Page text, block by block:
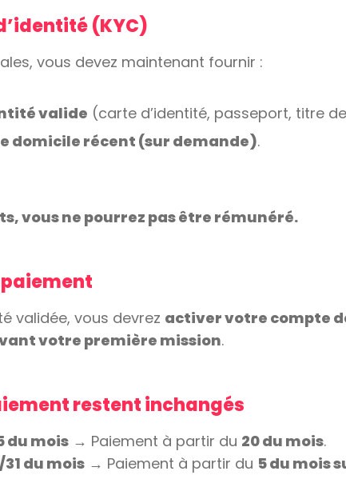
(KYC)
vous devez maintenant fournir :
valide (carte d’identité, passeport, titre
domicile récent (sur demande).
vous ne pourrez pas être rémunéré.
validée, vous devrez activer votre compte
votre première mission.
restent inchangés
du mois → Paiement à partir du 20 du mois.
31 du mois → Paiement à partir du 5 du mois